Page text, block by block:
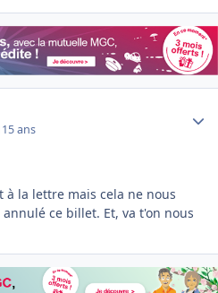
15 ans
à la lettre mais cela ne nous
ce billet. Et, va t'on nous